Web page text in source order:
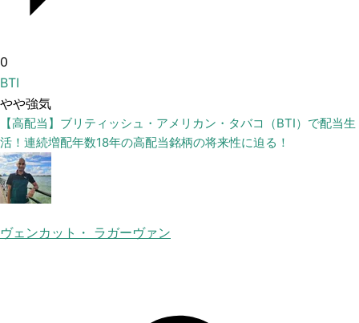
0
BTI
やや強気
【高配当】ブリティッシュ・アメリカン・タバコ（BTI）で配当生
活！連続増配年数18年の高配当銘柄の将来性に迫る！
ヴェンカット・ ラガーヴァン